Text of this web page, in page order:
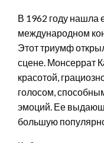
В 1962 году нашла
международном
Этот триумф
сцене. Монсеррат
красотой,
голосом,
эмоций. Ее
большую